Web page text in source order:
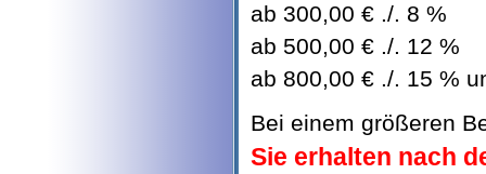
ab 300,00 € ./. 8 %
ab 500,00 € ./. 12 %
ab 800,00 € ./. 15 %
Bei einem größeren
Sie erhalten nach